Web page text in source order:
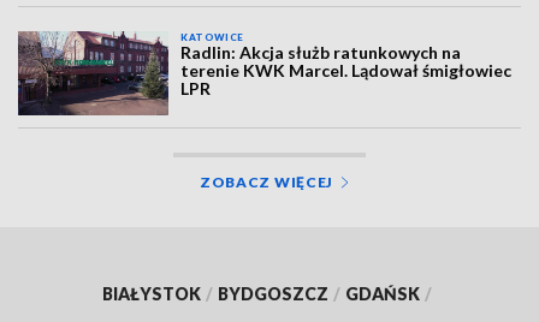
KATOWICE
Radlin: Akcja służb ratunkowych na
terenie KWK Marcel. Lądował śmigłowiec
LPR
ZOBACZ WIĘCEJ
BIAŁYSTOK / BYDGOSZCZ / GDAŃSK /